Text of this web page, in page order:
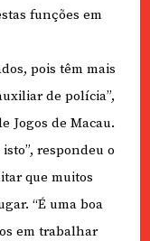
funções em
pois têm mais
de polícia”,
Jogos de Macau.
respondeu o
que muitos
“É uma boa
em trabalhar